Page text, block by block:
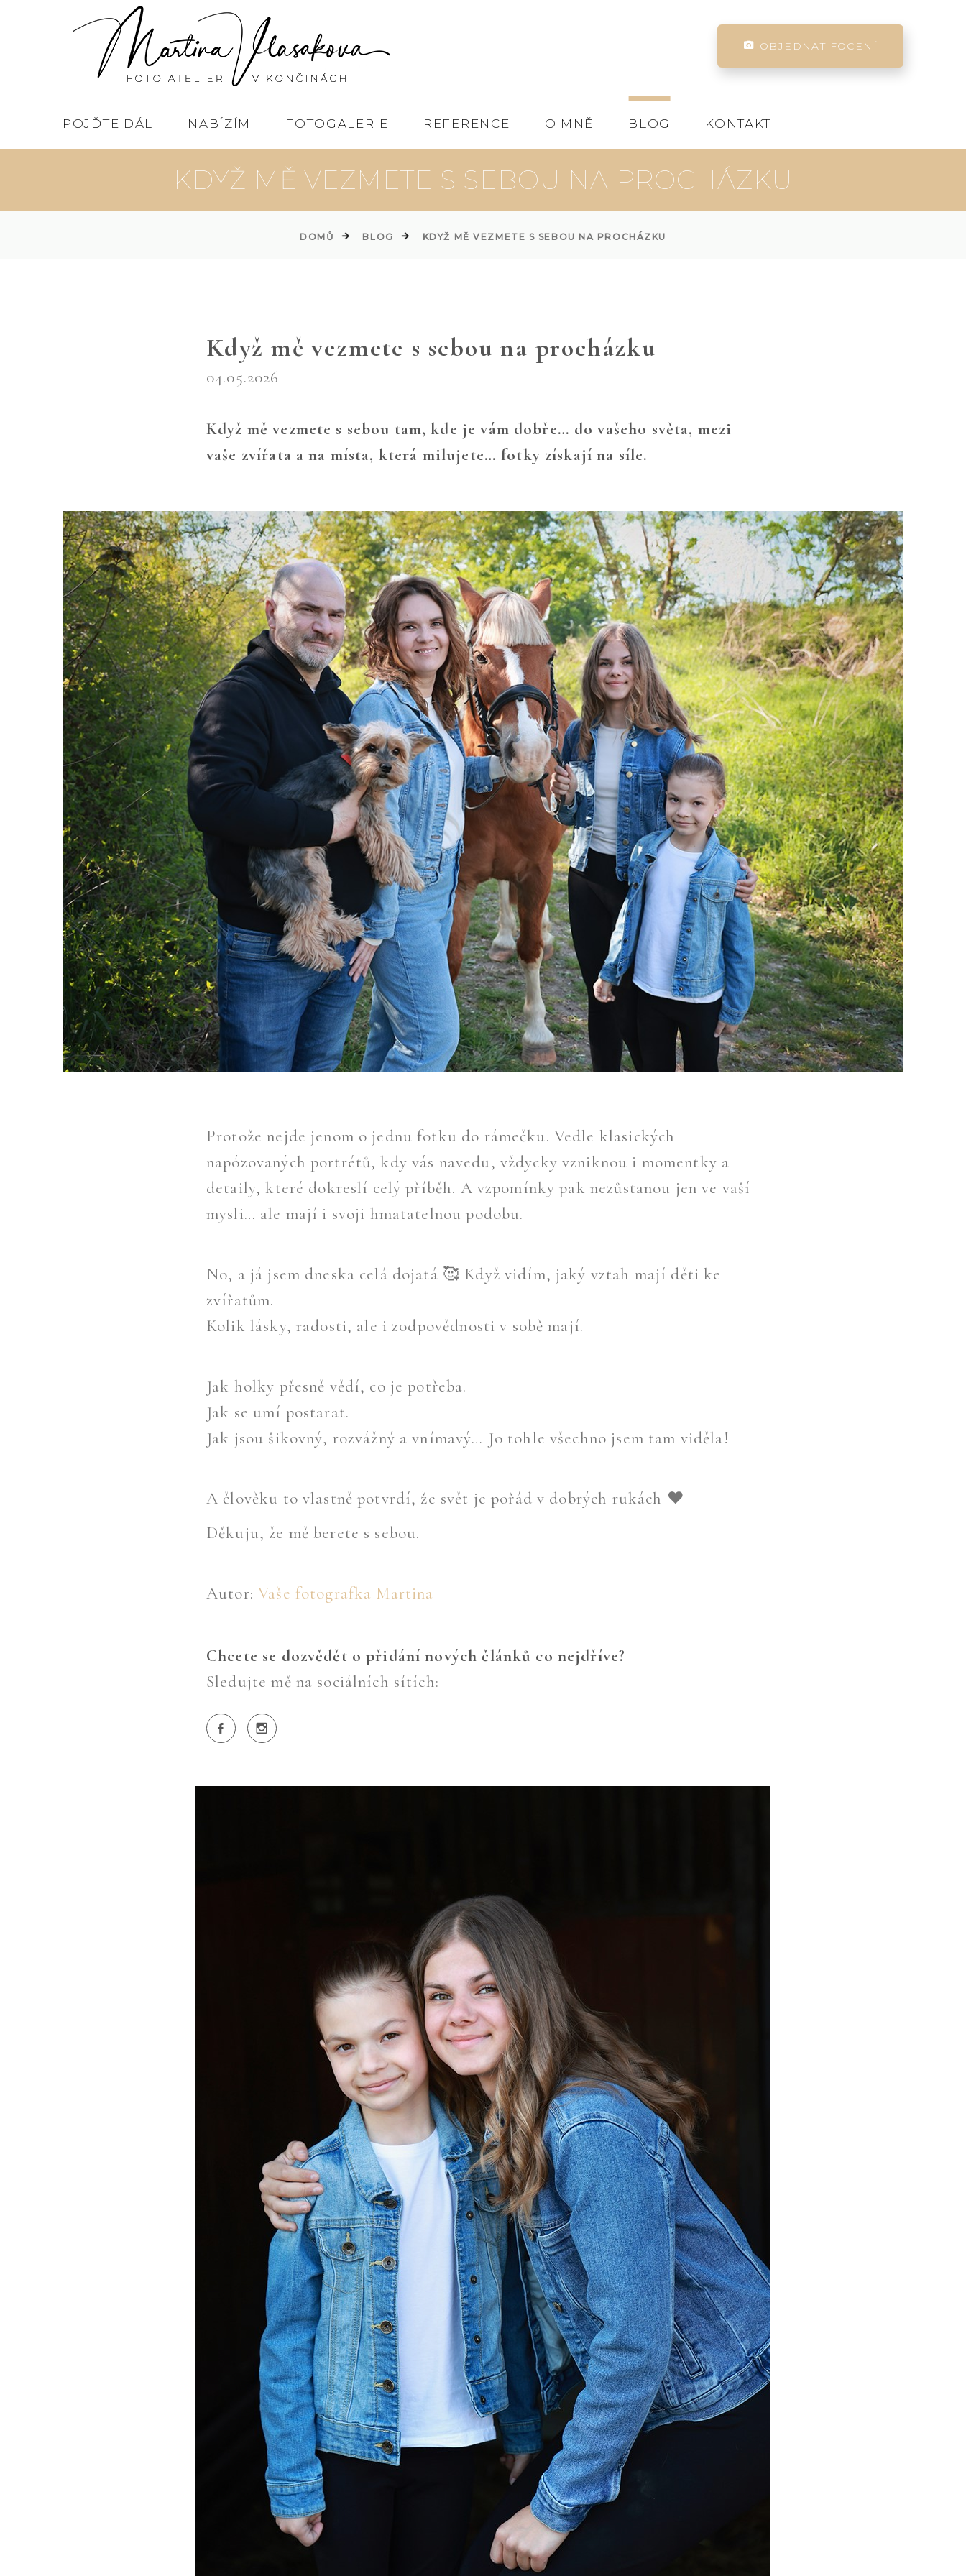
OBJEDNAT FOCENÍ
POJĎTE DÁL NABÍZÍM FOTOGALERIE REFERENCE O MNĚ BLOG KONTAKT
KDYŽ MĚ VEZMETE S SEBOU NA PROCHÁZKU
DOMŮ BLOG KDYŽ MĚ VEZMETE S SEBOU NA PROCHÁZKU
Když mě vezmete s sebou na procházku
04.05.2026
Když mě vezmete s sebou tam, kde je vám dobře… do vašeho světa, mezi
vaše zvířata a na místa, která milujete… fotky získají na síle.
Protože nejde jenom o jednu fotku do rámečku. Vedle klasických
napózovaných portrétů, kdy vás navedu, vždycky vzniknou i momentky a
detaily, které dokreslí celý příběh. A vzpomínky pak nezůstanou jen ve vaší
mysli… ale mají i svoji hmatatelnou podobu.
No, a já jsem dneska celá dojatá 🥰 Když vidím, jaký vztah mají děti ke
zvířatům.
Kolik lásky, radosti, ale i zodpovědnosti v sobě mají.
Jak holky přesně vědí, co je potřeba.
Jak se umí postarat.
Jak jsou šikovný, rozvážný a vnímavý… Jo tohle všechno jsem tam viděla!
A člověku to vlastně potvrdí, že svět je pořád v dobrých rukách ❤️
Děkuju, že mě berete s sebou.
Autor:Vaše fotografka Martina
Chcete se dozvědět o přidání nových článků co nejdříve?
Sledujte mě na sociálních sítích: